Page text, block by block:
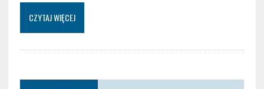
CZYTAJ WIĘCEJ